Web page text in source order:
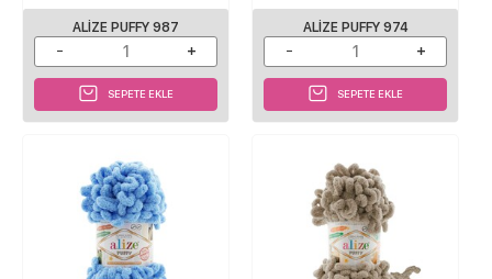
ALIZE PUFFY 987
SEPETE EKLE
ALIZE PUFFY 974
SEPETE EKLE